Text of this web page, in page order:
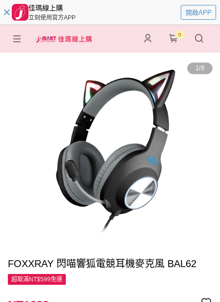
佳瑪線上購
立刻使用官方APP
開啟APP
0
1/8
FOXXRAY 閃喵響狐電競耳機麥克風 BAL62
超取滿NT$599免運